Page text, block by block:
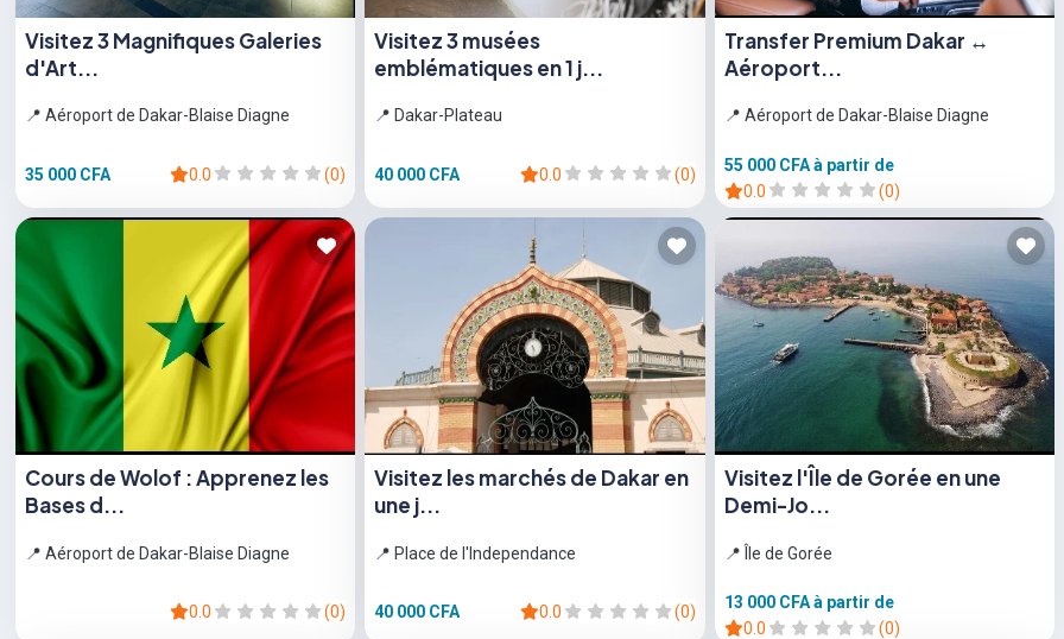
Visitez 3 Magnifiques Galeries
d'Art...
📍 Aéroport de Dakar-Blaise Diagne
35 000 CFA 0.0 (0)
Visitez 3 musées
emblématiques en 1 j...
📍 Dakar-Plateau
40 000 CFA 0.0 (0)
Transfer Premium Dakar ↔
Aéroport...
📍 Aéroport de Dakar-Blaise Diagne
55 000 CFAà partir de
0.0
(0)
Cours de Wolof : Apprenez les
Bases d...
📍 Aéroport de Dakar-Blaise Diagne
0.0 (0)
Visitez les marchés de Dakar en
une j...
📍 Place de l'Independance
40 000 CFA 0.0 (0)
Visitez l'Île de Gorée en une
Demi-Jo...
📍 Île de Gorée
13 000 CFAà partir de
0.0
(0)